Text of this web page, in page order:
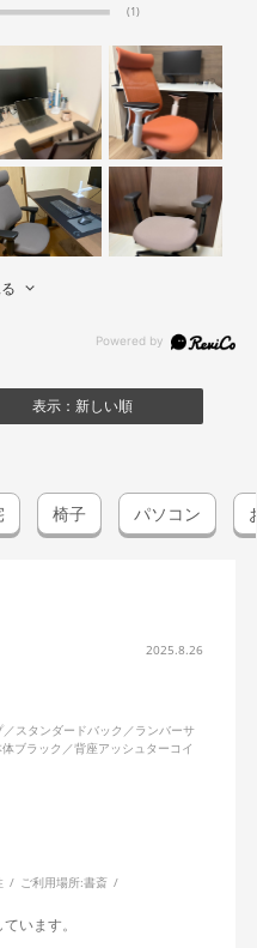
(1)
表示：新しい順
椅子 パソコン
2025.8.26
スタンダードバック／ランバーサ
ブラック／背座アッシュターコイ
ご利用場所:書斎
います。